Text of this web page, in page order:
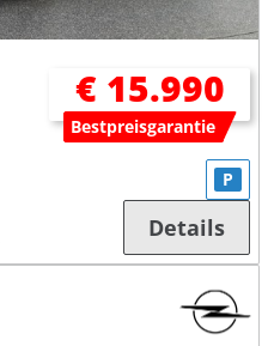
€ 15.990
Bestpreisgarantie
P
Details